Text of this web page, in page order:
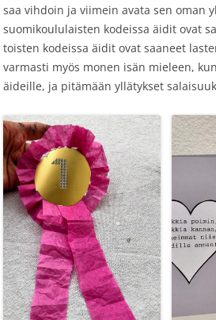
saa vihdoin ja viimein avata sen oman
suomikoululaisten kodeissa äidit ovat
toisten kodeissa äidit ovat saaneet
varmasti myös monen isän mieleen,
äideille, ja pitämään yllätykset